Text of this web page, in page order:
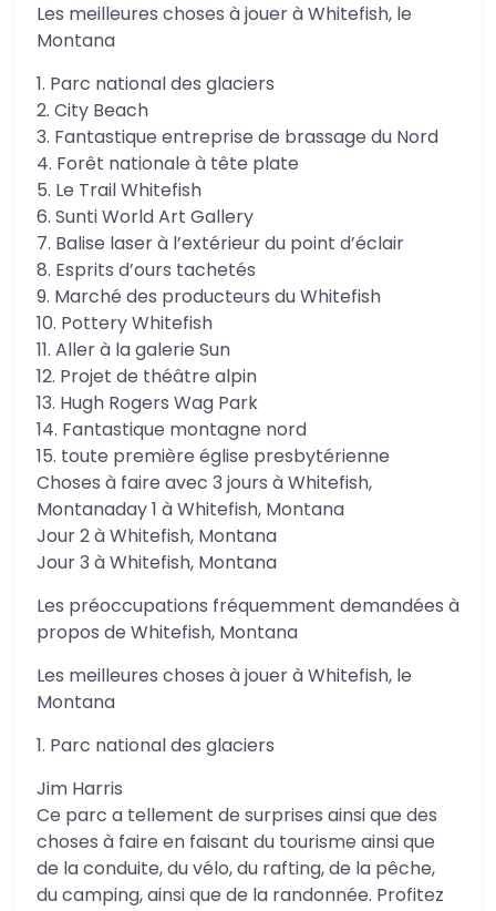
Les meilleures choses à jouer à Whitefish, le
Montana
1. Parc national des glaciers
2. City Beach
3. Fantastique entreprise de brassage du Nord
4. Forêt nationale à tête plate
5. Le Trail Whitefish
6. Sunti World Art Gallery
7. Balise laser à l’extérieur du point d’éclair
8. Esprits d’ours tachetés
9. Marché des producteurs du Whitefish
10. Pottery Whitefish
11. Aller à la galerie Sun
12. Projet de théâtre alpin
13. Hugh Rogers Wag Park
14. Fantastique montagne nord
15. toute première église presbytérienne
Choses à faire avec 3 jours à Whitefish,
Montanaday 1 à Whitefish, Montana
Jour 2 à Whitefish, Montana
Jour 3 à Whitefish, Montana
Les préoccupations fréquemment demandées à
propos de Whitefish, Montana
Les meilleures choses à jouer à Whitefish, le
Montana
1. Parc national des glaciers
Jim Harris
Ce parc a tellement de surprises ainsi que des
choses à faire en faisant du tourisme ainsi que
de la conduite, du vélo, du rafting, de la pêche,
du camping, ainsi que de la randonnée. Profitez